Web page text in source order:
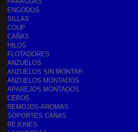
ENGODOS
SILLAS
COUP
CAÑAS
HILOS
FLOTADORES
ANZUELOS
ANZUELOS SIN MONTAR
ANZUELOS MONTADOS
APAREJOS MONTADOS
CEBOS
REMOJOS-AROMAS
SOPORTES CAÑAS
REJONES